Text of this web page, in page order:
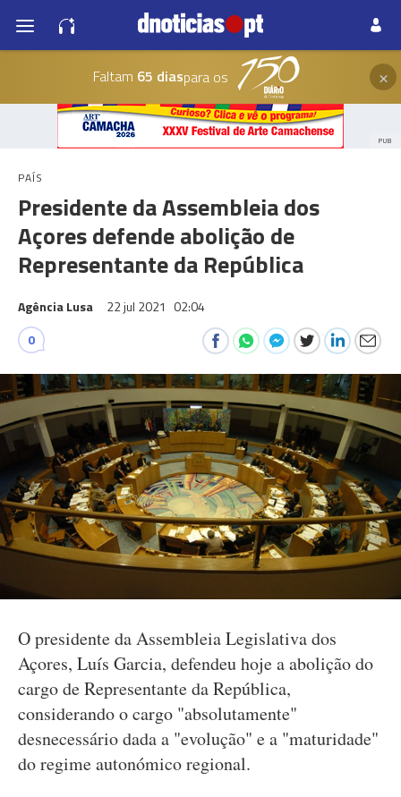
Faltam 65 diaspara os ×
PUB
PAÍS
Presidente da Assembleia dos
Açores defende abolição de
Representante da República
Agência Lusa 22 jul 2021 02:04
0
O presidente da Assembleia Legislativa dos
Açores, Luís Garcia, defendeu hoje a abolição do
cargo de Representante da República,
considerando o cargo "absolutamente"
desnecessário dada a "evolução" e a "maturidade"
do regime autonómico regional.